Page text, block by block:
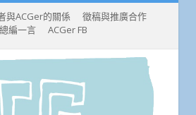
與ACGer的關係
徵稿與推廣合作
總編一言
ACGer FB